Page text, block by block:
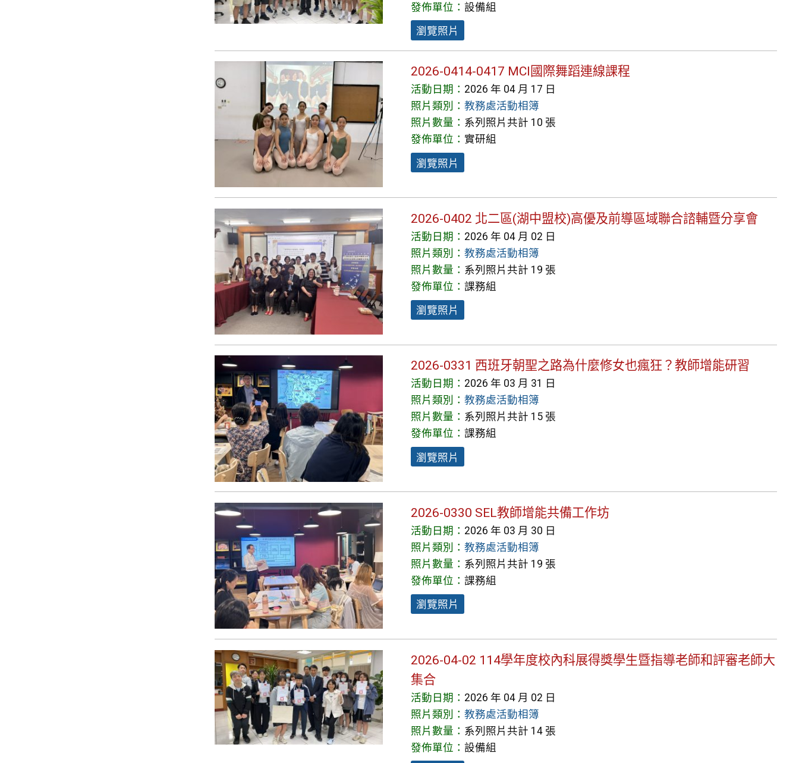
發佈單位：設備組
瀏覽照片
2026-0414-0417 MCI國際舞蹈連線課程
活動日期： 2026 年 04 月 17 日
照片類別：教務處活動相簿
照片數量： 系列照片共計 10 張
發佈單位：實研組
瀏覽照片
2026-0402 北二區(湖中盟校)高優及前導區域聯合諮輔暨分享會
活動日期： 2026 年 04 月 02 日
照片類別：教務處活動相簿
照片數量： 系列照片共計 19 張
發佈單位：課務組
瀏覽照片
2026-0331 西班牙朝聖之路為什麼修女也瘋狂？教師增能研習
活動日期： 2026 年 03 月 31 日
照片類別：教務處活動相簿
照片數量： 系列照片共計 15 張
發佈單位：課務組
瀏覽照片
2026-0330 SEL教師增能共備工作坊
活動日期： 2026 年 03 月 30 日
照片類別：教務處活動相簿
照片數量： 系列照片共計 19 張
發佈單位：課務組
瀏覽照片
2026-04-02 114學年度校內科展得獎學生暨指導老師和評審老師大
集合
活動日期： 2026 年 04 月 02 日
照片類別：教務處活動相簿
照片數量： 系列照片共計 14 張
發佈單位：設備組